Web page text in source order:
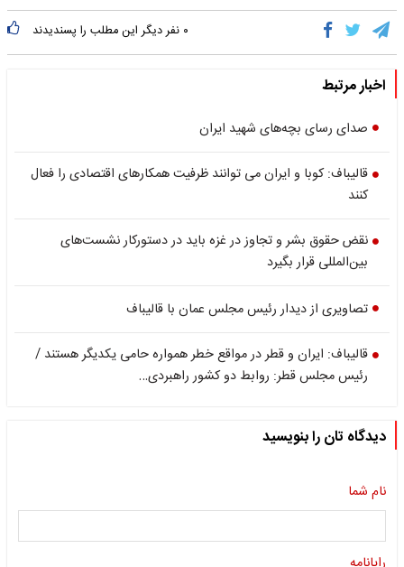
۰ نفر دیگر این مطلب را پسندیدند
اخبار مرتبط
صدای رسای بچه‌های شهید ایران
قالیباف: کوبا و ایران می توانند ظرفیت همکارهای اقتصادی را فعال
کنند
نقض حقوق بشر و تجاوز در غزه باید در دستورکار نشست‌های
بین‌المللی قرار بگیرد
تصاویری از دیدار رئیس مجلس عمان با قالیباف
قالیباف: ایران و قطر در مواقع خطر همواره حامی یکدیگر هستند /
رئیس مجلس قطر: روابط دو کشور راهبردی…
دیدگاه تان را بنویسید
نام شما